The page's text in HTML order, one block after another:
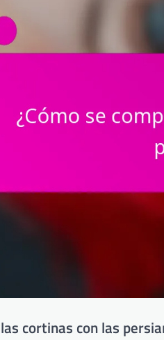
cortinas con las